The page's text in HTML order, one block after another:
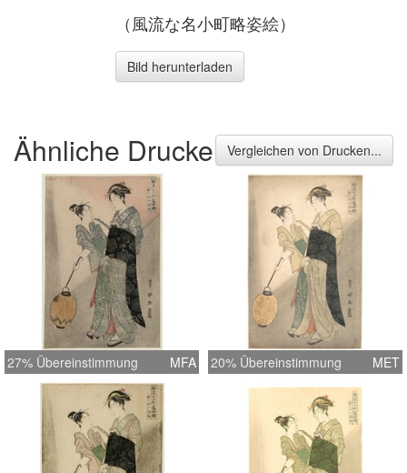
（風流な名小町略姿絵）
Bild herunterladen
Ähnliche Drucke Vergleichen von Drucken...
27% Übereinstimmung MFA 20% Übereinstimmung MET